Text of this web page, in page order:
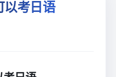
以考日语